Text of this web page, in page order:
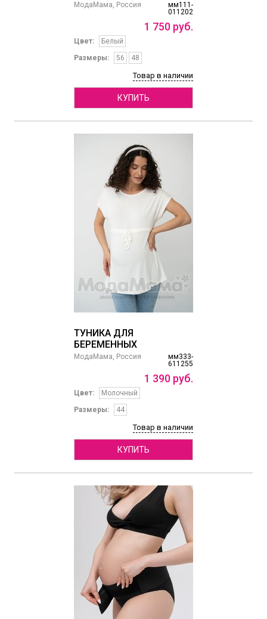
мм111-
011202
МодаМама, Россия
1 750 руб.
Цвет:
Белый
Размеры:
56 48
Товар в наличии
КУПИТЬ
ТУНИКА ДЛЯ
БЕРЕМЕННЫХ
мм333-
611255
МодаМама, Россия
1 390 руб.
Цвет:
Молочный
Размеры:
44
Товар в наличии
КУПИТЬ